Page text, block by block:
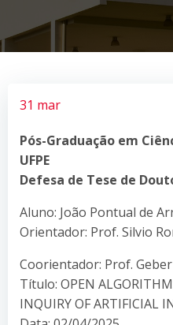
31 mar
Pós-Graduação em
UFPE
Defesa de Tese de
Aluno: João Pontual de
Orientador: Prof. Silvio
Coorientador: Prof.
Título: OPEN
INQUIRY OF ARTIFICIAL